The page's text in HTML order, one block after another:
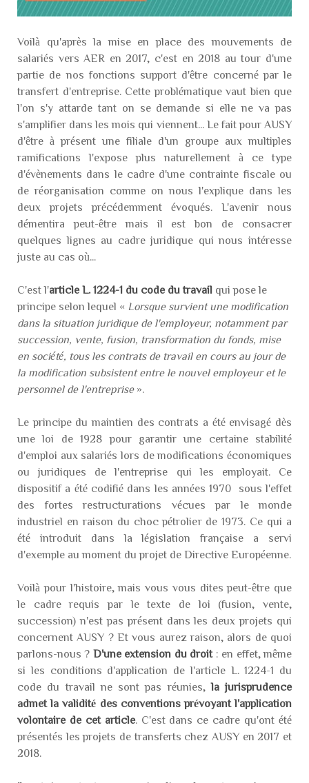
Voilà qu'après la mise en place des mouvements de
salariés vers AER en 2017, c'est en 2018 au tour d'une
partie de nos fonctions support d'être concerné par le
transfert d'entreprise. Cette problématique vaut bien que
l'on s'y attarde tant on se demande si elle ne va pas
s'amplifier dans les mois qui viennent... Le fait pour AUSY
d'être à présent une filiale d'un groupe aux multiples
ramifications l'expose plus naturellement à ce type
d'évènements dans le cadre d'une contrainte fiscale ou
de réorganisation comme on nous l'explique dans les
deux projets précédemment évoqués. L'avenir nous
démentira peut-être mais il est bon de consacrer
quelques lignes au cadre juridique qui nous intéresse
juste au cas où...
C'est l'article L. 1224-1 du code du travail qui pose le
principe selon lequel « Lorsque survient une modification
dans la situation juridique de l'employeur, notamment par
succession, vente, fusion, transformation du fonds, mise
en société, tous les contrats de travail en cours au jour de
la modification subsistent entre le nouvel employeur et le
personnel de l'entreprise».
Le principe du maintien des contrats a été envisagé dès
une loi de 1928 pour garantir une certaine stabilité
d'emploi aux salariés lors de modifications économiques
ou juridiques de l'entreprise qui les employait. Ce
dispositif a été codifié dans les années 1970 sous l'effet
des fortes restructurations vécues par le monde
industriel en raison du choc pétrolier de 1973. Ce qui a
été introduit dans la législation française a servi
d'exemple au moment du projet de Directive Européenne.
Voilà pour l'histoire, mais vous vous dites peut-être que
le cadre requis par le texte de loi (fusion, vente,
succession) n'est pas présent dans les deux projets qui
concernent AUSY ? Et vous aurez raison, alors de quoi
parlons-nous ? D'une extension du droit : en effet, même
si les conditions d'application de l'article L. 1224-1 du
code du travail ne sont pas réunies,la jurisprudence
admet la validité des conventions prévoyant l'application
volontaire de cet article. C'est dans ce cadre qu'ont été
présentés les projets de transferts chez AUSY en 2017 et
2018.